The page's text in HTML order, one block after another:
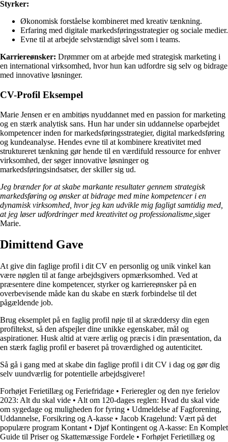
Styrker:
Økonomisk forståelse kombineret med kreativ tænkning.
Erfaring med digitale markedsføringsstrategier og sociale medier.
Evne til at arbejde selvstændigt såvel som i teams.
Karriereønsker: Drømmer om at arbejde med strategisk marketing i
en international virksomhed, hvor hun kan udfordre sig selv og bidrage
med innovative løsninger.
CV-Profil Eksempel
Marie Jensen er en ambitiøs nyuddannet med en passion for marketing
og en stærk analytisk sans. Hun har under sin uddannelse oparbejdet
kompetencer inden for markedsføringsstrategier, digital markedsføring
og kundeanalyse. Hendes evne til at kombinere kreativitet med
struktureret tænkning gør hende til en værdifuld ressource for enhver
virksomhed, der søger innovative løsninger og
markedsføringsindsatser, der skiller sig ud.
Jeg brænder for at skabe markante resultater gennem strategisk
markedsføring og ønsker at bidrage med mine kompetencer i en
dynamisk virksomhed, hvor jeg kan udvikle mig fagligt samtidig med,
at jeg løser udfordringer med kreativitet og professionalisme, siger
Marie.
Dimittend Gave
At give din faglige profil i dit CV en personlig og unik vinkel kan
være nøglen til at fange arbejdsgivers opmærksomhed. Ved at
præsentere dine kompetencer, styrker og karriereønsker på en
overbevisende måde kan du skabe en stærk forbindelse til det
pågældende job.
Brug eksemplet på en faglig profil nøje til at skræddersy din egen
profiltekst, så den afspejler dine unikke egenskaber, mål og
aspirationer. Husk altid at være ærlig og præcis i din præsentation, da
en stærk faglig profil er baseret på troværdighed og autenticitet.
Så gå i gang med at skabe din faglige profil i dit CV i dag og gør dig
selv uundværlig for potentielle arbejdsgivere!
Forhøjet Ferietillæg og Feriefridage • Ferieregler og den nye ferielov
2023: Alt du skal vide • Alt om 120-dages reglen: Hvad du skal vide
om sygedage og muligheden for fyring • Udmeldelse af Fagforening,
Uddannelse, Forsikring og A-kasse • Jacob Kragelund: Vært på det
populære program Kontant • Djøf Kontingent og A-kasse: En Komplet
Guide til Priser og Skattemæssige Fordele • Forhøjet Ferietillæg og